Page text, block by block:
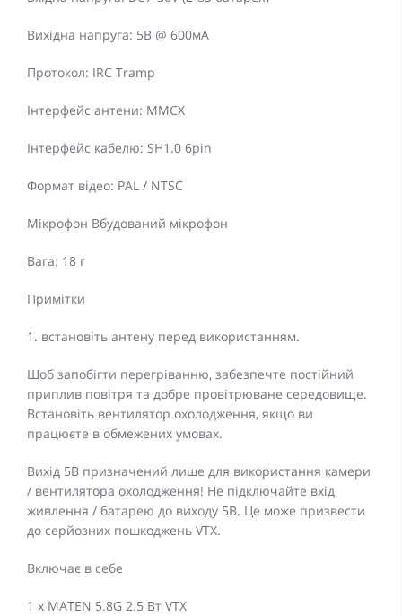
Вихідна напруга: 5В @ 600мА
Протокол: IRC Tramp
Інтерфейс антени: MMCX
Інтерфейс кабелю: SH1.0 6pin
Формат відео: PAL / NTSC
Мікрофон Вбудований мікрофон
Вага: 18 г
Примітки
1. встановіть антену перед використанням.
Щоб запобігти перегріванню, забезпечте постійний
приплив повітря та добре провітрюване середовище.
Встановіть вентилятор охолодження, якщо ви
працюєте в обмежених умовах.
Вихід 5В призначений лише для використання камери
/ вентилятора охолодження! Не підключайте вхід
живлення / батарею до виходу 5В. Це може призвести
до серйозних пошкоджень VTX.
Включає в себе
1 x MATEN 5.8G 2.5 Вт VTX